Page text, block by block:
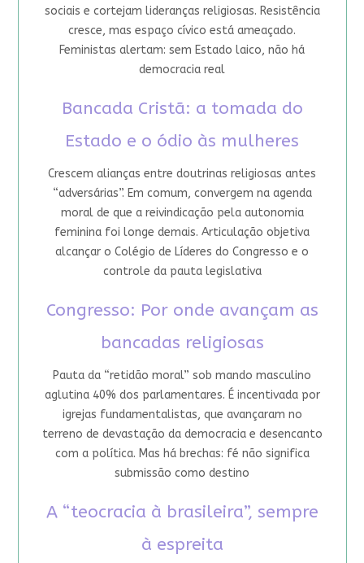
sociais e cortejam lideranças religiosas. Resistência
cresce, mas espaço cívico está ameaçado.
Feministas alertam: sem Estado laico, não há
democracia real
Bancada Cristã: a tomada do
Estado e o ódio às mulheres
Crescem alianças entre doutrinas religiosas antes
“adversárias”. Em comum, convergem na agenda
moral de que a reivindicação pela autonomia
feminina foi longe demais. Articulação objetiva
alcançar o Colégio de Líderes do Congresso e o
controle da pauta legislativa
Congresso: Por onde avançam as
bancadas religiosas
Pauta da “retidão moral” sob mando masculino
aglutina 40% dos parlamentares. É incentivada por
igrejas fundamentalistas, que avançaram no
terreno de devastação da democracia e desencanto
com a política. Mas há brechas: fé não significa
submissão como destino
A “teocracia à brasileira”, sempre
à espreita